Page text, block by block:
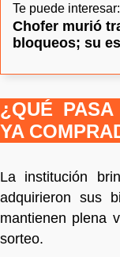
Te puede interesar:
Chofer murió
bloqueos; su
¿QUÉ
YA
La institución
adquirieron sus
mantienen plena
sorteo.